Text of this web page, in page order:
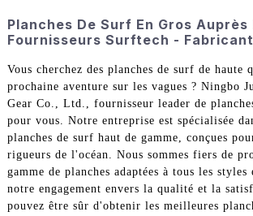
Planches De Surf En Gros Auprès
Fournisseurs Surftech -
Vous cherchez des planches de surf de haute
prochaine aventure sur les vagues ? Ningbo
Gear Co., Ltd., fournisseur leader de
pour vous. Notre entreprise est spécialisée
planches de surf haut de gamme, conçues
rigueurs de l'océan. Nous sommes fiers de
gamme de planches adaptées à tous les
notre engagement envers la qualité et la
pouvez être sûr d'obtenir les meilleures